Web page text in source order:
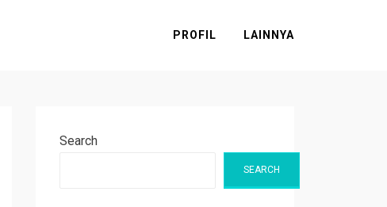
PROFIL LAINNYA
Search
SEARCH